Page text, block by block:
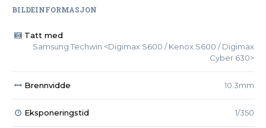
BILDEINFORMASJON
Tatt med
Samsung Techwin <Digimax S600 / Kenox S600 / Digimax
Cyber 630>
Brennvidde 10.3mm
Eksponeringstid 1/350